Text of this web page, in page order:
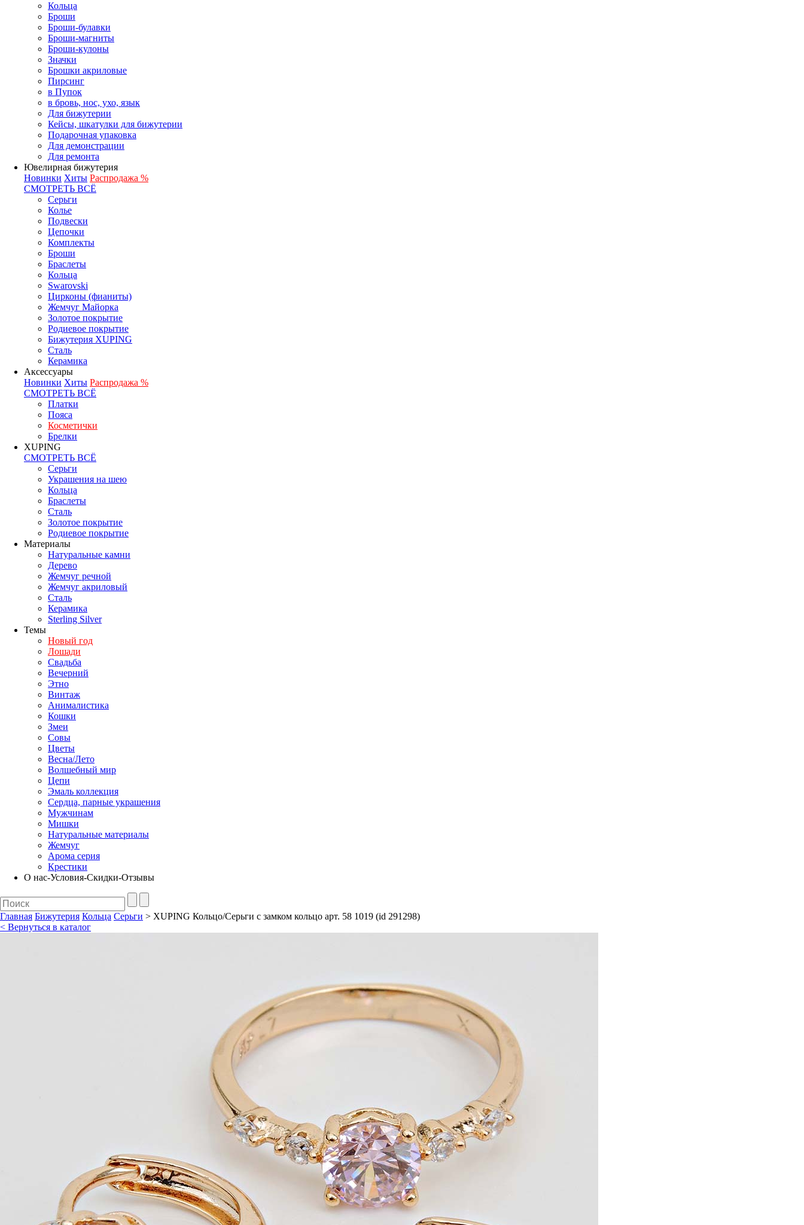
Кольца
Броши
Броши-булавки
Броши-магниты
Броши-кулоны
Значки
Брошки акриловые
Пирсинг
в Пупок
в бровь, нос, ухо, язык
Для бижутерии
Кейсы, шкатулки для бижутерии
Подарочная упаковка
Для демонстрации
Для ремонта
Ювелирная бижутерия
Новинки Хиты Распродажа %
СМОТРЕТЬ ВСЁ
Серьги
Колье
Подвески
Цепочки
Комплекты
Броши
Браслеты
Кольца
Swarovski
Цирконы (фианиты)
Жемчуг Майорка
Золотое покрытие
Родиевое покрытие
Бижутерия XUPING
Сталь
Керамика
Аксессуары
Новинки Хиты Распродажа %
СМОТРЕТЬ ВСЁ
Платки
Пояса
Косметички
Брелки
XUPING
СМОТРЕТЬ ВСЁ
Серьги
Украшения на шею
Кольца
Браслеты
Сталь
Золотое покрытие
Родиевое покрытие
Материалы
Натуральные камни
Дерево
Жемчуг речной
Жемчуг акриловый
Сталь
Керамика
Sterling Silver
Темы
Новый год
Лошади
Свадьба
Вечерний
Этно
Винтаж
Анималистика
Кошки
Змеи
Совы
Цветы
Весна/Лето
Волшебный мир
Цепи
Эмаль коллекция
Сердца, парные украшения
Мужчинам
Мишки
Натуральные материалы
Жемчуг
Арома серия
Крестики
О нас-Условия-Скидки-Отзывы
Главная Бижутерия Кольца Серьги > XUPING Кольцо/Серьги с замком кольцо арт. 58 1019 (id 291298)
< Вернуться в каталог